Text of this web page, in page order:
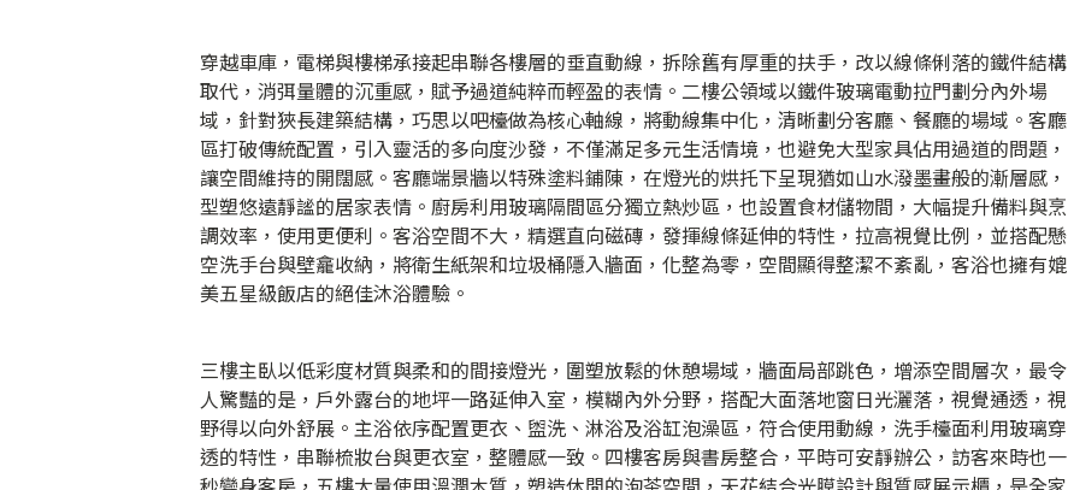
穿越車庫，電梯與樓梯承接起串聯各樓層的垂直動線，拆除舊有厚重的扶手，改以線條俐落的鐵件結構
取代，消弭量體的沉重感，賦予過道純粹而輕盈的表情。二樓公領域以鐵件玻璃電動拉門劃分內外場
域，針對狹長建築結構，巧思以吧檯做為核心軸線，將動線集中化，清晰劃分客廳、餐廳的場域。客廳
區打破傳統配置，引入靈活的多向度沙發，不僅滿足多元生活情境，也避免大型家具佔用過道的問題，
讓空間維持的開闊感。客廳端景牆以特殊塗料鋪陳，在燈光的烘托下呈現猶如山水潑墨畫般的漸層感，
型塑悠遠靜謐的居家表情。廚房利用玻璃隔間區分獨立熱炒區，也設置食材儲物間，大幅提升備料與烹
調效率，使用更便利。客浴空間不大，精選直向磁磚，發揮線條延伸的特性，拉高視覺比例，並搭配懸
空洗手台與壁龕收納，將衛生紙架和垃圾桶隱入牆面，化整為零，空間顯得整潔不紊亂，客浴也擁有媲
美五星級飯店的絕佳沐浴體驗。
三樓主臥以低彩度材質與柔和的間接燈光，圍塑放鬆的休憩場域，牆面局部跳色，增添空間層次，最令
人驚豔的是，戶外露台的地坪一路延伸入室，模糊內外分野，搭配大面落地窗日光灑落，視覺通透，視
野得以向外舒展。主浴依序配置更衣、盥洗、淋浴及浴缸泡澡區，符合使用動線，洗手檯面利用玻璃穿
透的特性，串聯梳妝台與更衣室，整體感一致。四樓客房與書房整合，平時可安靜辦公，訪客來時也一